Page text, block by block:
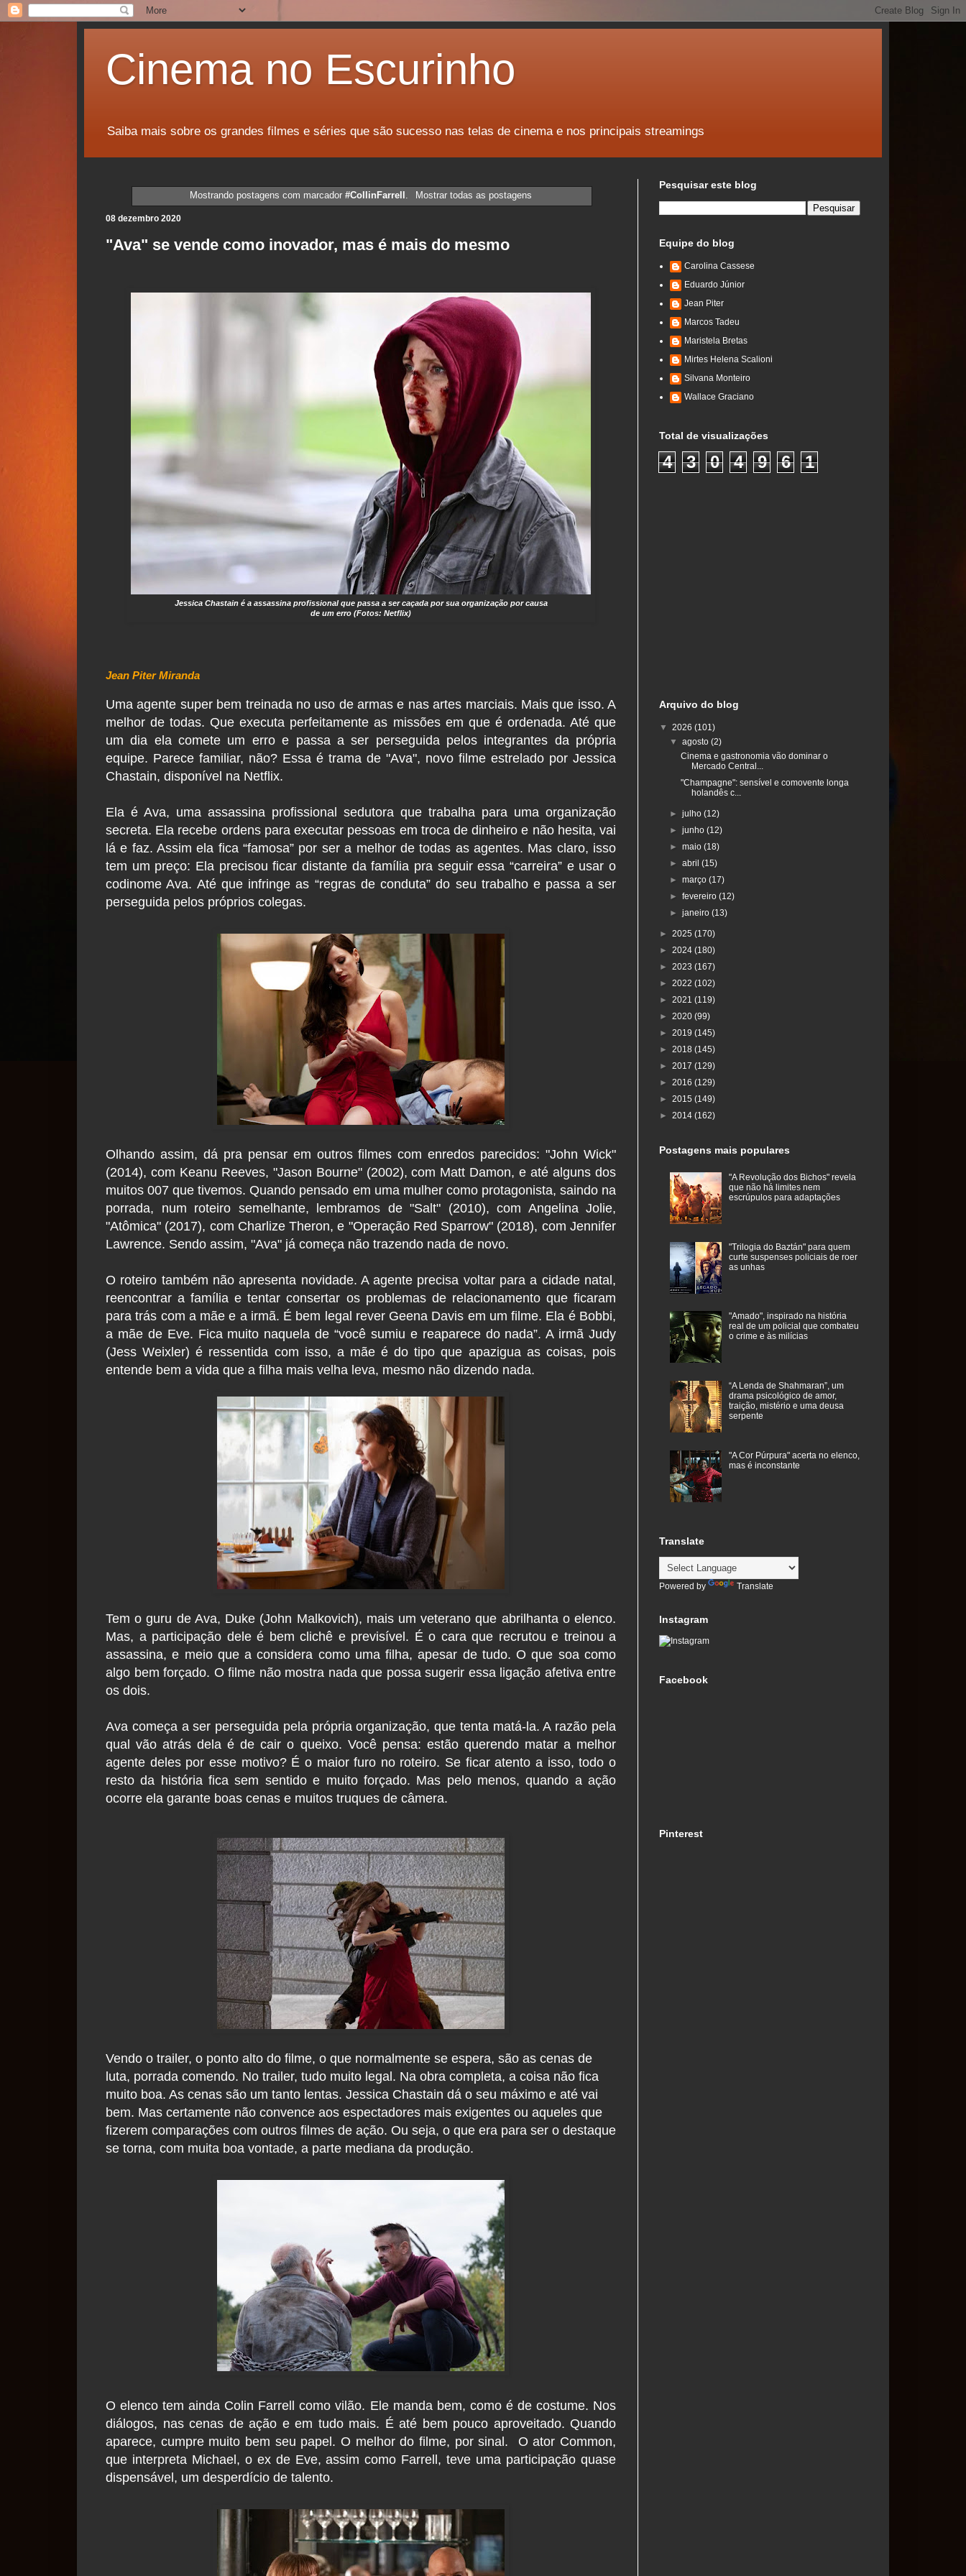
Cinema no Escurinho
Saiba mais sobre os grandes filmes e séries que são sucesso nas telas de cinema e nos principais streamings
Mostrando postagens com marcador#CollinFarrell . Mostrar todas as postagens
08 dezembro 2020
"Ava" se vende como inovador, mas é mais do mesmo
Jessica Chastain é a assassina profissional que passa a ser caçada por sua organização por causa
de um erro (Fotos: Netflix)
Jean Piter Miranda
Uma agente super bem treinada no uso de armas e nas artes marciais. Mais que isso. A
melhor de todas. Que executa perfeitamente as missões em que é ordenada. Até que
um dia ela comete um erro e passa a ser perseguida pelos integrantes da própria
equipe. Parece familiar, não? Essa é trama de "Ava", novo filme estrelado por Jessica
Chastain, disponível na Netflix.
Ela é Ava, uma assassina profissional sedutora que trabalha para uma organização
secreta. Ela recebe ordens para executar pessoas em troca de dinheiro e não hesita, vai
lá e faz. Assim ela fica “famosa” por ser a melhor de todas as agentes. Mas claro, isso
tem um preço: Ela precisou ficar distante da família pra seguir essa “carreira” e usar o
codinome Ava. Até que infringe as “regras de conduta” do seu trabalho e passa a ser
perseguida pelos próprios colegas.
Olhando assim, dá pra pensar em outros filmes com enredos parecidos: "John Wick"
(2014), com Keanu Reeves, "Jason Bourne" (2002), com Matt Damon, e até alguns dos
muitos 007 que tivemos. Quando pensado em uma mulher como protagonista, saindo na
porrada, num roteiro semelhante, lembramos de "Salt" (2010), com Angelina Jolie,
"Atômica" (2017), com Charlize Theron, e "Operação Red Sparrow" (2018), com Jennifer
Lawrence. Sendo assim, "Ava" já começa não trazendo nada de novo.
O roteiro também não apresenta novidade. A agente precisa voltar para a cidade natal,
reencontrar a família e tentar consertar os problemas de relacionamento que ficaram
para trás com a mãe e a irmã. É bem legal rever Geena Davis em um filme. Ela é Bobbi,
a mãe de Eve. Fica muito naquela de “você sumiu e reaparece do nada”. A irmã Judy
(Jess Weixler) é ressentida com isso, a mãe é do tipo que apazigua as coisas, pois
entende bem a vida que a filha mais velha leva, mesmo não dizendo nada.
Tem o guru de Ava, Duke (John Malkovich), mais um veterano que abrilhanta o elenco.
Mas, a participação dele é bem clichê e previsível. É o cara que recrutou e treinou a
assassina, e meio que a considera como uma filha, apesar de tudo. O que soa como
algo bem forçado. O filme não mostra nada que possa sugerir essa ligação afetiva entre
os dois.
Ava começa a ser perseguida pela própria organização, que tenta matá-la. A razão pela
qual vão atrás dela é de cair o queixo. Você pensa: estão querendo matar a melhor
agente deles por esse motivo? É o maior furo no roteiro. Se ficar atento a isso, todo o
resto da história fica sem sentido e muito forçado. Mas pelo menos, quando a ação
ocorre ela garante boas cenas e muitos truques de câmera.
Vendo o trailer, o ponto alto do filme, o que normalmente se espera, são as cenas de
luta, porrada comendo. No trailer, tudo muito legal. Na obra completa, a coisa não fica
muito boa. As cenas são um tanto lentas. Jessica Chastain dá o seu máximo e até vai
bem. Mas certamente não convence aos espectadores mais exigentes ou aqueles que
fizerem comparações com outros filmes de ação. Ou seja, o que era para ser o destaque
se torna, com muita boa vontade, a parte mediana da produção.
O elenco tem ainda Colin Farrell como vilão. Ele manda bem, como é de costume. Nos
diálogos, nas cenas de ação e em tudo mais. É até bem pouco aproveitado. Quando
aparece, cumpre muito bem seu papel. O melhor do filme, por sinal. O ator Common,
que interpreta Michael, o ex de Eve, assim como Farrell, teve uma participação quase
dispensável, um desperdício de talento.
Pesquisar este blog
Equipe do blog
Carolina Cassese
Eduardo Júnior
Jean Piter
Marcos Tadeu
Maristela Bretas
Mirtes Helena Scalioni
Silvana Monteiro
Wallace Graciano
Total de visualizações
4 3 0 4 9 6 1
Arquivo do blog
▼ 2026 (101)
▼agosto(2)
Cinema e gastronomia vão dominar o
Mercado Central...
"Champagne": sensível e comovente longa
holandês c...
►julho(12)
►junho(12)
►maio(18)
►abril(15)
►março(17)
►fevereiro(12)
►janeiro(13)
► 2025 (170)
► 2024 (180)
► 2023 (167)
► 2022 (102)
► 2021 (119)
► 2020 (99)
► 2019 (145)
► 2018 (145)
► 2017 (129)
► 2016 (129)
► 2015 (149)
► 2014 (162)
Postagens mais populares
"A Revolução dos Bichos" revela
que não há limites nem
escrúpulos para adaptações
"Trilogia do Baztán" para quem
curte suspenses policiais de roer
as unhas
"Amado", inspirado na história
real de um policial que combateu
o crime e às milícias
“A Lenda de Shahmaran”, um
drama psicológico de amor,
traição, mistério e uma deusa
serpente
"A Cor Púrpura" acerta no elenco,
mas é inconstante
Translate
Powered by Translate
Instagram
Facebook
Pinterest